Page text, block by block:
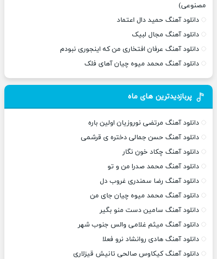
مصنوعی)
دانلود آهنگ حمید دال اعتماد
دانلود آهنگ مجال لبیک
دانلود آهنگ عرفان افتخاری من که اینجوری نبودم
دانلود آهنگ محمد میوه چیان آهای فلک
پربازدیدترین های ماه
دانلود آهنگ مرتضی نوروزیان اولین باره
دانلود آهنگ حسن جمالی دختره ی قرشمی
دانلود آهنگ چکاد خون نگار
دانلود آهنگ محمد صدرا من و تو
دانلود آهنگ رضا سمندری غروب دل
دانلود آهنگ محمد میوه چیان جای من
دانلود آهنگ سامین دست منو بگیر
دانلود آهنگ میثم غلامی والس جنوب شهر
دانلود آهنگ هادی روانشاد نرو فعلا
دانلود آهنگ کیکاوس صالحی تانیش قیزلاری